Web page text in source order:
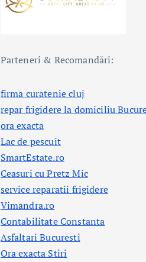
Parteneri & Recomandări:
firma curatenie cluj
repar frigidere la domiciliu
ora exacta
Lac de pescuit
SmartEstate.ro
Ceasuri cu Pretz Mic
service reparatii frigidere
Vimandra.ro
Contabilitate Constanta
Asfaltari Bucuresti
Ora exacta Stiri